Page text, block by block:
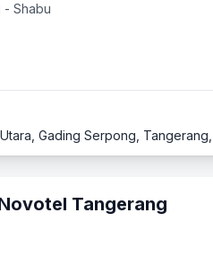
Shabu
Gading Serpong,
Tangerang